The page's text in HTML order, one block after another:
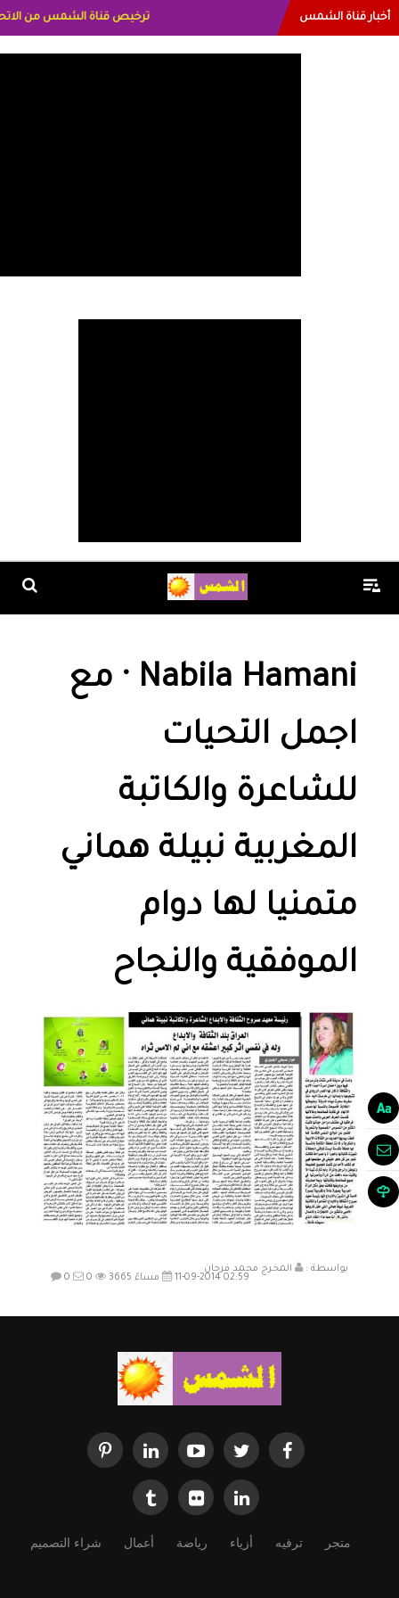
أخبار قناة الشمس
‏‎Nabila Hamani‎‏ · مع
اجمل التحيات
للشاعرة والكاتبة
المغربية نبيلة هماني
متمنيا لها دوام
الموفقية والنجاح
بواسطة :
المخرج محمد فرحان
11-09-2014 02:59 مساءً
0 0 3665
متجر ترفيه أزياء رياضة أعمال شراء التصميم